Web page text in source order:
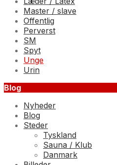
Master / slave
Offentlig
Perverst
SM
Spyt
Unge
Urin
Blog
Nyheder
Blog
Steder
Tyskland
Sauna / Klub
Danmark